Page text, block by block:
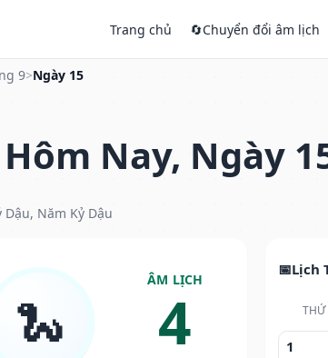
Trang chủ 🔄Chuyển đổi âm lịch
9>Ngày 15
Nay, Ngày
Dậu, Năm Kỷ Dậu
🐍
ÂM LỊCH
4
Lịch
1